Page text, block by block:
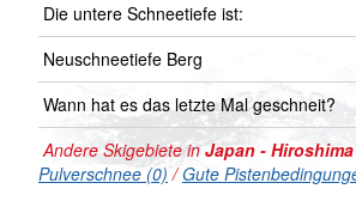
Die untere Schneetiefe ist:
Neuschneetiefe Berg
Wann hat es das letzte Mal geschneit?
Andere Skigebiete inJapan - Hiroshima
Pulverschnee (0) /Gute